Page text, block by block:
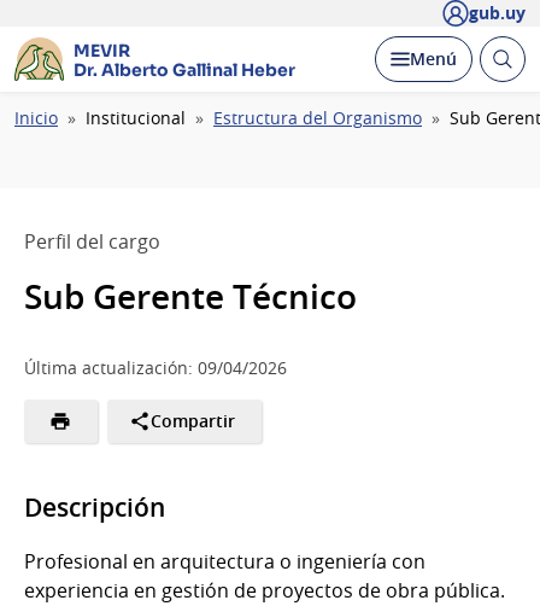
gub.uy
MEVIR
Dr. Alberto Gallinal Heber
Desplegar
Menú Abrir
Ruta
Inicio Institucional Estructura del Organismo Sub
Perfil del cargo
Sub Gerente Técnico
Última actualización: 09/04/2026
Compartir
Descripción
Profesional en arquitectura o ingeniería con
experiencia en gestión de proyectos de obra pública.